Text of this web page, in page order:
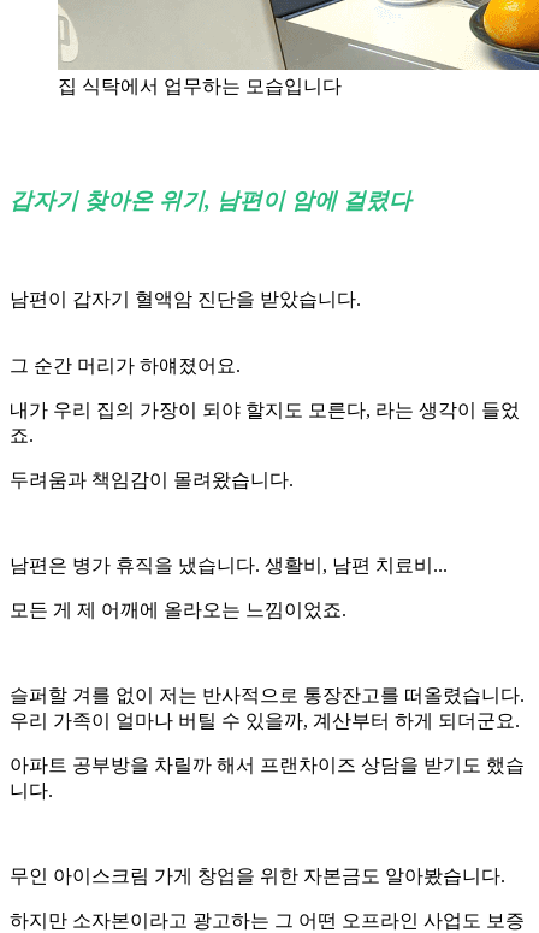
집 식탁에서 업무하는 모습입니다
갑자기 찾아온 위기, 남편이 암에 걸렸다
남편이 갑자기 혈액암 진단을 받았습니다.
그 순간 머리가 하얘졌어요.
내가 우리 집의 가장이 되야 할지도 모른다, 라는 생각이 들었
죠.
두려움과 책임감이 몰려왔습니다.
남편은 병가 휴직을 냈습니다. 생활비, 남편 치료비...
모든 게 제 어깨에 올라오는 느낌이었죠.
슬퍼할 겨를 없이 저는 반사적으로 통장잔고를 떠올렸습니다.
우리 가족이 얼마나 버틸 수 있을까, 계산부터 하게 되더군요.
아파트 공부방을 차릴까 해서 프랜차이즈 상담을 받기도 했습
니다.
무인 아이스크림 가게 창업을 위한 자본금도 알아봤습니다.
하지만 소자본이라고 광고하는 그 어떤 오프라인 사업도 보증